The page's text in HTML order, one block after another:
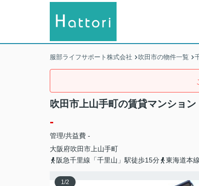
服部ライフサポート株式会社 吹田市の物件一覧
吹田市上山手町の賃貸マンション
-
管理/共益費 -
大阪府吹田市 上山手町
阪急千里線「千里山」駅徒歩15分
東海道本
1/2